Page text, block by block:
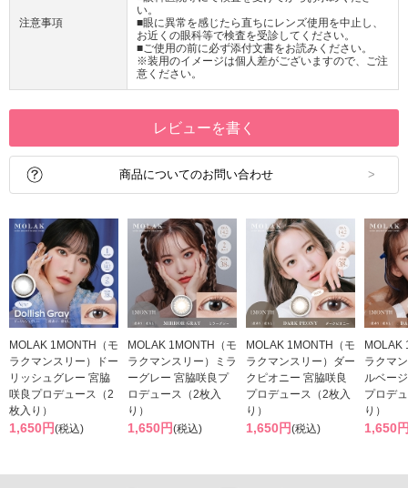
注意事項
い。
■眼に異常を感じたら直ちにレンズ使用を中止し、
お近くの眼科等で検査を受診してください。
■ご使用の前に必ず添付文書をお読みください。
※装用のイメージは個人差がございますので、ご注
意ください。
レビューを書く
商品についてのお問い合わせ
MOLAK 1MONTH（モ
ラクマンスリー）ドー
リッシュグレー 宮脇
咲良プロデュース（2
枚入り）
1,650円(税込)
MOLAK 1MONTH（モ
ラクマンスリー）ミラ
ーグレー 宮脇咲良プ
ロデュース（2枚入
り）
1,650円(税込)
MOLAK 1MONTH（モ
ラクマンスリー）ダー
クピオニー 宮脇咲良
プロデュース（2枚入
り）
1,650円(税込)
MOLAK
ラクマ
ルベー
プロデ
り）
1,650